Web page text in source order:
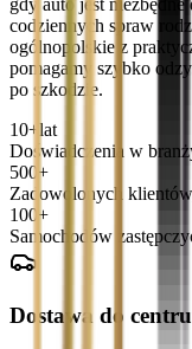
gdy auto jest
codziennych spraw
ogólnopolskie z
pomagamy szybko
po szkodzie.
10+ lat
Doświadczenia w
500+
Zadowolonych
100+
Samochodów
Dostawa do